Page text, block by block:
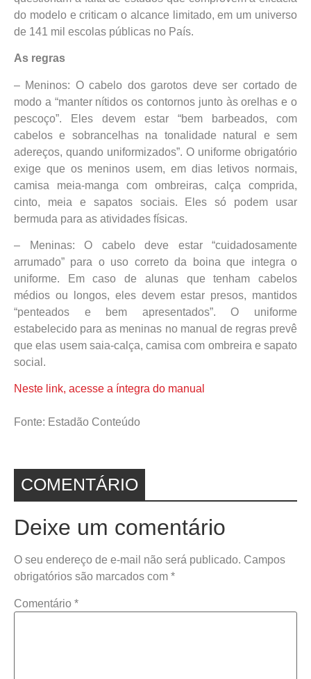
do modelo e criticam o alcance limitado, em um universo
de 141 mil escolas públicas no País.
As regras
– Meninos: O cabelo dos garotos deve ser cortado de
modo a “manter nítidos os contornos junto às orelhas e o
pescoço”. Eles devem estar “bem barbeados, com
cabelos e sobrancelhas na tonalidade natural e sem
adereços, quando uniformizados”. O uniforme obrigatório
exige que os meninos usem, em dias letivos normais,
camisa meia-manga com ombreiras, calça comprida,
cinto, meia e sapatos sociais. Eles só podem usar
bermuda para as atividades físicas.
– Meninas: O cabelo deve estar “cuidadosamente
arrumado” para o uso correto da boina que integra o
uniforme. Em caso de alunas que tenham cabelos
médios ou longos, eles devem estar presos, mantidos
“penteados e bem apresentados”. O uniforme
estabelecido para as meninas no manual de regras prevê
que elas usem saia-calça, camisa com ombreira e sapato
social.
Neste link, acesse a íntegra do manual
Fonte: Estadão Conteúdo
COMENTÁRIO
Deixe um comentário
O seu endereço de e-mail não será publicado. Campos
obrigatórios são marcados com *
Comentário *